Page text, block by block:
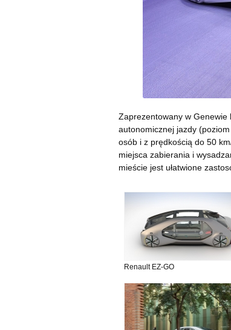
Zaprezentowany w
autonomicznej jazdy
osób i z prędkością do 50
miejsca zabierania i
mieście jest ułatwione
Renault EZ-GO